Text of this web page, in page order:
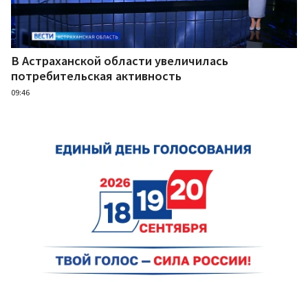
В Астраханской области увеличилась
потребительская активность
09:46